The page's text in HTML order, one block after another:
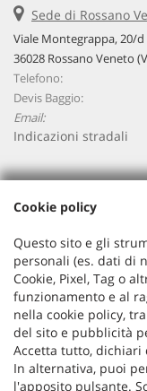
Sede di Rossano
Viale Montegrappa, 20/d
36028 Rossano Veneto
Telefono:
Devis Baggio:
Email:
Indicazioni stradali
Dati fiscali:
Baggio Auto Srl
Viale Montegrappa, 20/
C.F/P.IVA:03251490243
Registro delle imprese:VI
Cookie policy
Questo sito e gli
personali (es. dati di
Cookie, Pixel, Tag o
funzionamento e al
nella cookie policy,
del sito e pubblicità
Accetta tutto, dichiari
In alternativa, puoi
l'apposito pulsante.